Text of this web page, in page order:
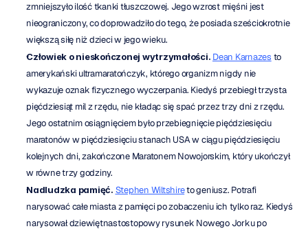
zmniejszyło ilość tkanki tłuszczowej. Jego wzrost mięśni jest
nieograniczony, co doprowadziło do tego, że posiada sześciokrotnie
większą siłę niż dzieci w jego wieku.
Człowiek o nieskończonej wytrzymałości. Dean Karnazes to
amerykański ultramaratończyk, którego organizm nigdy nie
wykazuje oznak fizycznego wyczerpania. Kiedyś przebiegł trzysta
pięćdziesiąt mil z rzędu, nie kładąc się spać przez trzy dni z rzędu.
Jego ostatnim osiągnięciem było przebiegnięcie pięćdziesięciu
maratonów w pięćdziesięciu stanach USA w ciągu pięćdziesięciu
kolejnych dni, zakończone Maratonem Nowojorskim, który ukończył
w równe trzy godziny.
Nadludzka pamięć. Stephen Wiltshire to geniusz. Potrafi
narysować całe miasta z pamięci po zobaczeniu ich tylko raz. Kiedyś
narysował dziewiętnastostopowy rysunek Nowego Jorku po